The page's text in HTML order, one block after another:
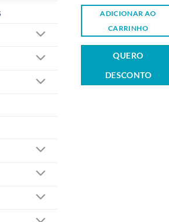
ADICIONAR AO
CARRINHO
QUERO
DESCONTO